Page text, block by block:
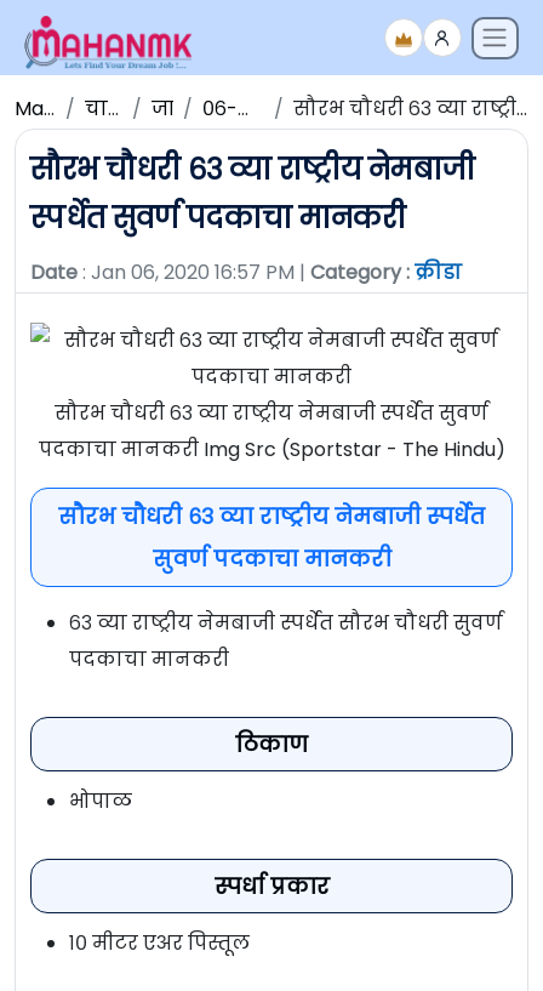
Maha NMK चालू घडामोडी जानेवारी ०६-जानेवारी -२०२० सौरभ चौधरी ६३ व्या राष्ट्रीय नेमबाजी स्पर्धेत सुवर्ण पदकाचा मानकरी
सौरभ चौधरी ६३ व्या राष्ट्रीय नेमबाजी
स्पर्धेत सुवर्ण पदकाचा मानकरी
Date: Jan 06, 2020 16:57 PM | Category :क्रीडा
सौरभ चौधरी ६३ व्या राष्ट्रीय नेमबाजी स्पर्धेत सुवर्ण
पदकाचा मानकरी Img Src (Sportstar - The Hindu)
सौरभ चौधरी ६३ व्या राष्ट्रीय नेमबाजी स्पर्धेत
सुवर्ण पदकाचा मानकरी
६३ व्या राष्ट्रीय नेमबाजी स्पर्धेत सौरभ चौधरी सुवर्ण
पदकाचा मानकरी
ठिकाण
भोपाळ
स्पर्धा प्रकार
१० मीटर एअर पिस्तूल